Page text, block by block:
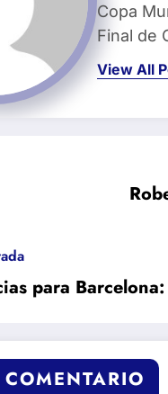
Copa
Final de
View All
para